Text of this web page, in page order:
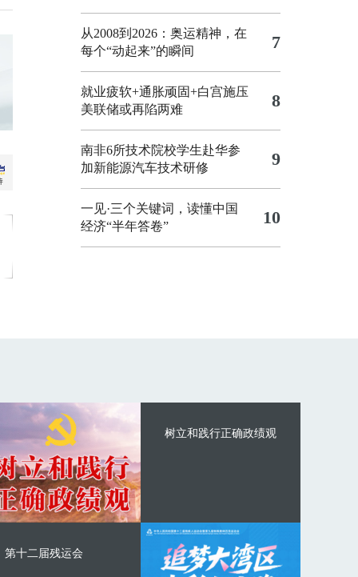
从2008到2026：奥运精神，在
每个“动起来”的瞬间
7
就业疲软+通胀顽固+白宫施压
美联储或再陷两难
8
南非6所技术院校学生赴华参
加新能源汽车技术研修
9
一见·三个关键词，读懂中国
经济“半年答卷”
10
树立和践行正确政绩观
第十二届残运会